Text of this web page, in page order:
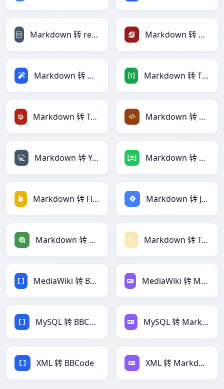
Markdown 转 reStructuredText Markdown 转 Ruby
Markdown 转 Magic Markdown 转 TOML
Markdown 转 TracWiki Markdown 转 XML
Markdown 转 YAML Markdown 转 DAX
Markdown 转 Firebase Markdown 转 Jira
Markdown 转 Qlik Markdown 转 Textile
MediaWiki 转 BBCode MediaWiki 转 Markdown
MySQL 转 BBCode MySQL 转 Markdown
XML 转 BBCode XML 转 Markdown